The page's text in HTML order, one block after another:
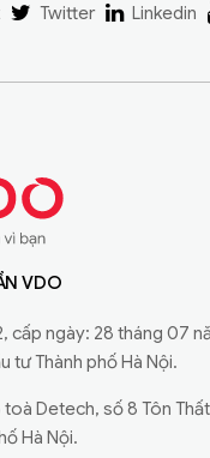
Twitter Linkedin
VDO
cấp ngày: 28 tháng 07
tư Thành phố Hà Nội.
toà Detech, số 8 Tôn
Hà Nội.